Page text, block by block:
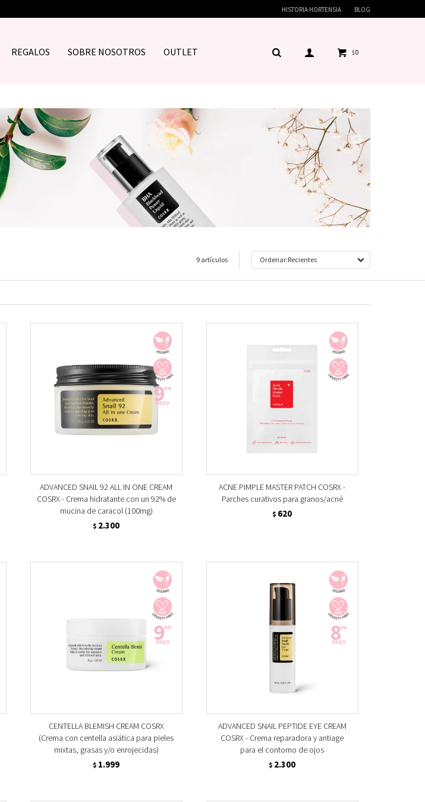
REGALOS SOBRE NOSOTROS OUTLET $0
HISTORIA HORTENSIA BLOG
9 artículos Recientes
ADVANCED SNAIL 92 ALL IN ONE CREAM
COSRX - Crema hidratante con un 92% de
mucina de caracol (100mg)
$ 2.300
ACNE PIMPLE MASTER PATCH COSRX -
Parches curativos para granos/acné
$ 620
CENTELLA BLEMISH CREAM COSRX
(Crema con centella asiática para pieles
mixtas, grasas y/o enrojecidas)
$ 1.999
ADVANCED SNAIL PEPTIDE EYE CREAM
COSRX - Crema reparadora y antiage
para el contorno de ojos
$ 2.300